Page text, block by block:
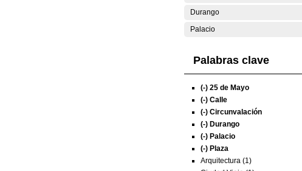
Durango
Palacio
Palabras clave
(-) 25 de Mayo
(-) Calle
(-) Circunvalación
(-) Durango
(-) Palacio
(-) Plaza
Arquitectura (1)